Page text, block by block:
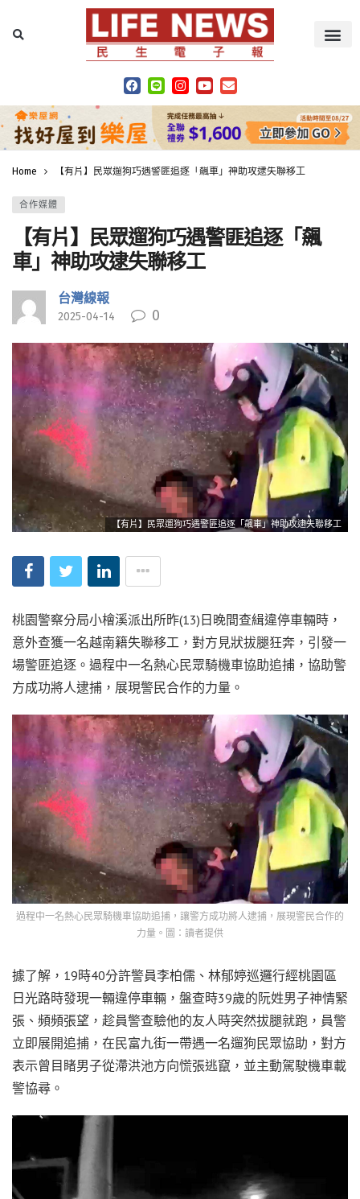
Home 【有片】民眾遛狗巧遇警匪追逐「飆車」神助攻逮失聯移工
合作媒體
【有片】民眾遛狗巧遇警匪追逐「飆
車」神助攻逮失聯移工
台灣線報
2025-04-14 0
【有片】民眾遛狗巧遇警匪追逐「飆車」神助攻逮失聯移工
桃園警察分局小檜溪派出所昨(13)日晚間查緝違停車輛時，
意外查獲一名越南籍失聯移工，對方見狀拔腿狂奔，引發一
場警匪追逐。過程中一名熱心民眾騎機車協助追捕，協助警
方成功將人逮捕，展現警民合作的力量。
過程中一名熱心民眾騎機車協助追捕，讓警方成功將人逮捕，展現警民合作的
力量。圖：讀者提供
據了解，19時40分許警員李柏儒、林郁婷巡邏行經桃園區
日光路時發現一輛違停車輛，盤查時39歲的阮姓男子神情緊
張、頻頻張望，趁員警查驗他的友人時突然拔腿就跑，員警
立即展開追捕，在民富九街一帶遇一名遛狗民眾協助，對方
表示曾目睹男子從滯洪池方向慌張逃竄，並主動駕駛機車載
警協尋。